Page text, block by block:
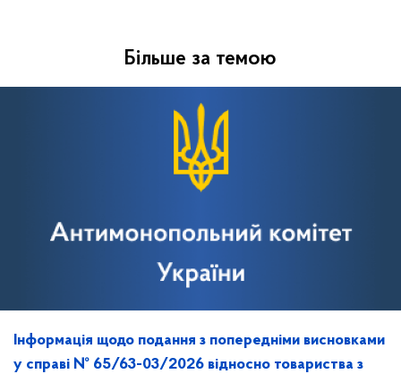
Більше за темою
Інформація щодо подання з попередніми висновками
у справі № 65/63-03/2026 відносно товариства з